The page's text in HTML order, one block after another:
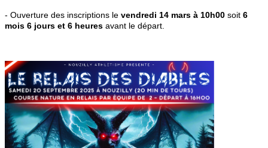
- Ouverture des inscriptions le vendredi 14 mars à 10h00 soit 6
mois 6 jours et 6 heures avant le départ.